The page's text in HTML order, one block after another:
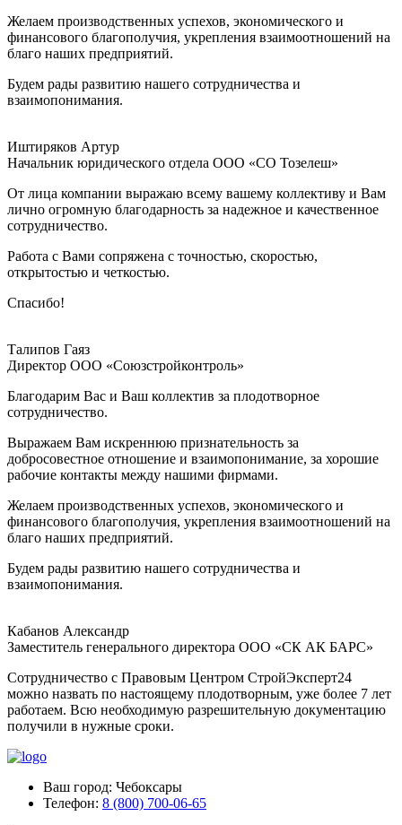
Желаем производственных успехов, экономического и
финансового благополучия, укрепления взаимоотношений на
благо наших предприятий.
Будем рады развитию нашего сотрудничества и
взаимопонимания.
Иштиряков Артур
Начальник юридического отдела ООО «СО Тозелеш»
От лица компании выражаю всему вашему коллективу и Вам
лично огромную благодарность за надежное и качественное
сотрудничество.
Работа с Вами сопряжена с точностью, скоростью,
открытостью и четкостью.
Спасибо!
Талипов Гаяз
Директор ООО «Союзстройконтроль»
Благодарим Вас и Ваш коллектив за плодотворное
сотрудничество.
Выражаем Вам искреннюю признательность за
добросовестное отношение и взаимопонимание, за хорошие
рабочие контакты между нашими фирмами.
Желаем производственных успехов, экономического и
финансового благополучия, укрепления взаимоотношений на
благо наших предприятий.
Будем рады развитию нашего сотрудничества и
взаимопонимания.
Кабанов Александр
Заместитель генерального директора ООО «СК АК БАРС»
Сотрудничество с Правовым Центром СтройЭксперт24
можно назвать по настоящему плодотворным, уже более 7 лет
работаем. Всю необходимую разрешительную документацию
получили в нужные сроки.
Ваш город: Чебоксары
Телефон: 8 (800) 700-06-65